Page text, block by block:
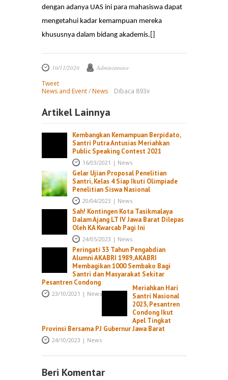
dengan adanya UAS ini para mahasiswa dapat
mengetahui kadar kemampuan mereka
khususnya dalam bidang akademis.[]
10/11/2020 Administrator
Tweet
News and Event/News Dibaca 893x
Artikel Lainnya
Kembangkan Kemampuan Berpidato,
Santri Putra Antusias Meriahkan
Public Speaking Contest 2021
16/03/2021 | News
Gelar Ujian Proposal Penelitian
Santri, Kelas 4 Siap Ikuti Olimpiade
Penelitian Siswa Nasional
20/04/2023 | News
Sah! Kontingen Kota Tasikmalaya
Dalam Ajang LT IV Jawa Barat Dilepas
Oleh KA Kwarcab Pagi Ini
24/05/2023 | News
Peringati 33 Tahun Pengabdian
Alumni AKABRI 1989, AKABRI
Membagikan 1000 Sembako Bagi
Santri dan Masyarakat Sekitar
Pesantren Condong
23/10/2021 | News
Meriahkan Hari
Santri Nasional
2023, Pesantren
Condong Ikut
Apel Tingkat
Provinsi Bersama PJ Gubernur Jawa Barat
24/10/2023 | News
Beri Komentar